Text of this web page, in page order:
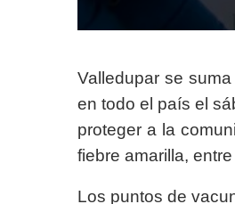
Valledupar se
en todo el país el
proteger a la
fiebre amarilla,
Los puntos de